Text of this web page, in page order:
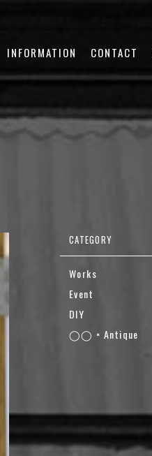
INFORMATION CONTACT
Works
Event
DIY
◯◯ × Antique